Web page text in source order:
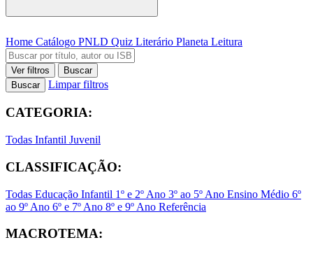
Home Catálogo PNLD Quiz Literário Planeta Leitura
Ver filtros
Buscar
Buscar
Limpar filtros
CATEGORIA:
Todas Infantil Juvenil
CLASSIFICAÇÃO:
Todas Educação Infantil 1º e 2º Ano 3º ao 5º Ano Ensino Médio 6º
ao 9º Ano 6º e 7º Ano 8º e 9º Ano Referência
MACROTEMA: